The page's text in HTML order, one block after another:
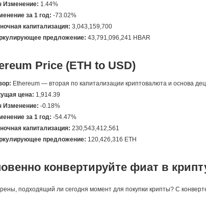
Изменение: 1.44%
за 1 год: -73.02%
капитализация: 3,043,159,700
предложение: 43,791,096,241 HBAR
Price (ETH to USD)
Ethereum — вторая по капитализации криптовалюта и основа
цена: 1,914.39
Изменение: -0.18%
за 1 год: -54.47%
капитализация: 230,543,412,561
предложение: 120,426,316 ETH
конвертируйте фиат в
подходящий ли сегодня момент для покупки крипты? С